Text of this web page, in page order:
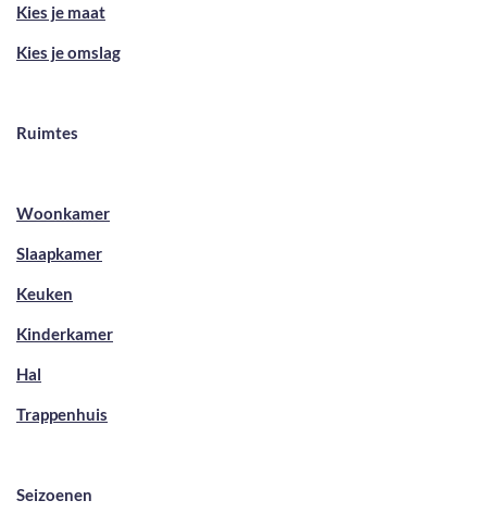
Kies je maat
Kies je omslag
Ruimtes
Woonkamer
Slaapkamer
Keuken
Kinderkamer
Hal
Trappenhuis
Seizoenen